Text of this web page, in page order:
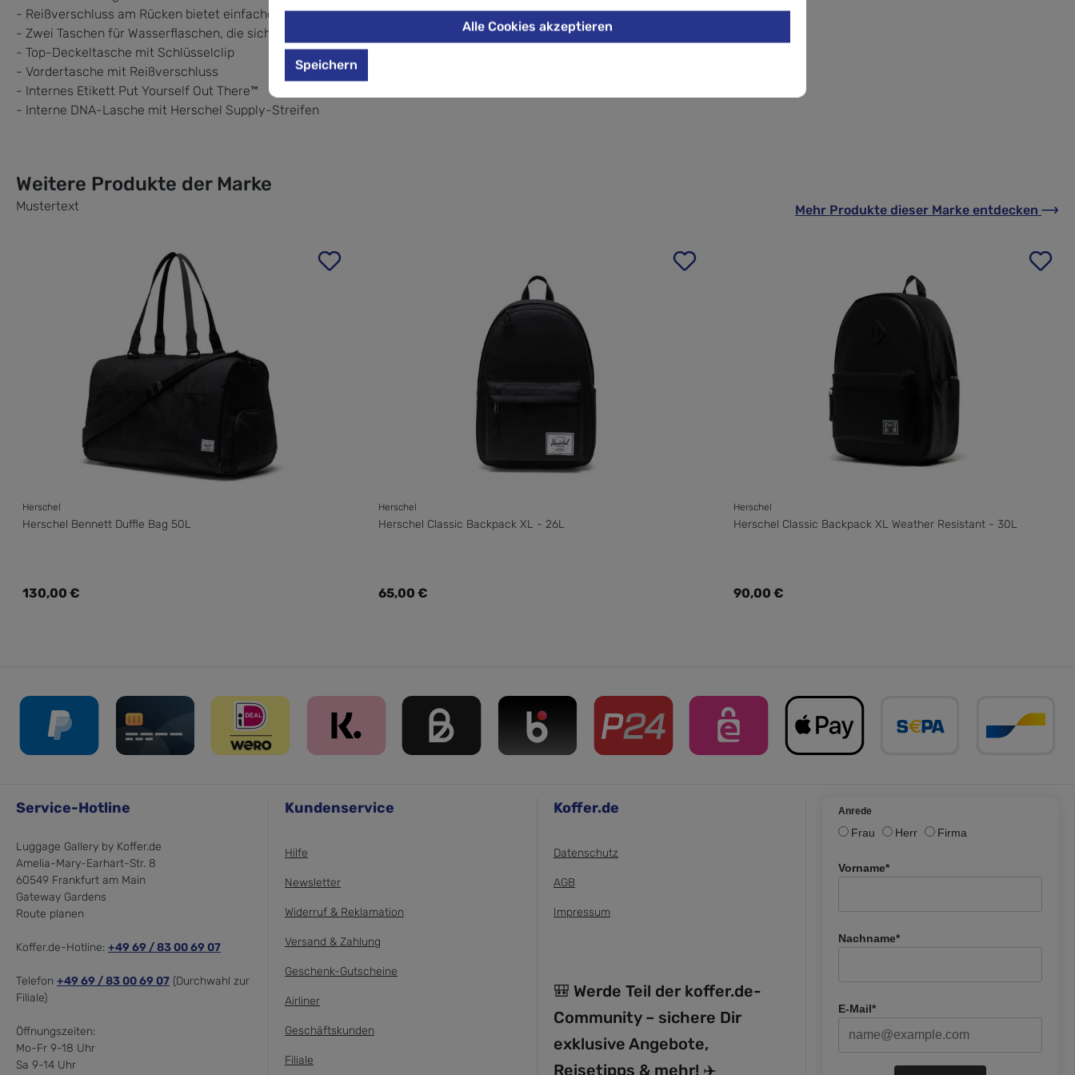
- Reißverschluss am Rücken bietet einfachen Zugang
- Zwei Taschen für Wasserflaschen, die sich für verschiedene Größen erweitern lassen
- Top-Deckeltasche mit Schlüsselclip
- Vordertasche mit Reißverschluss
- Internes Etikett Put Yourself Out There™
- Interne DNA-Lasche mit Herschel Supply-Streifen
Weitere Produkte der Marke
Mustertext Mehr Produkte dieser Marke entdecken
Produktgalerie überspringen
Herschel
Herschel Bennett Duffle Bag 50L
Regulärer Preis:
130,00 €
Herschel
Herschel Classic Backpack XL - 26L
Regulärer Preis:
65,00 €
Herschel
Herschel Classic Backpack XL Weather Resistant - 30L
Regulärer Preis:
90,00 €
Service-Hotline
Luggage Gallery by Koffer.de
Amelia-Mary-Earhart-Str. 8
60549 Frankfurt am Main
Gateway Gardens
Route planen
Koffer.de-Hotline: +49 69 / 83 00 69 07
Telefon +49 69 / 83 00 69 07 (Durchwahl zur
Filiale)
Öffnungszeiten:
Mo-Fr 9-18 Uhr
Sa 9-14 Uhr
Kundenservice
Hilfe
Newsletter
Widerruf & Reklamation
Versand & Zahlung
Geschenk-Gutscheine
Airliner
Geschäftskunden
Filiale
Koffer.de
Datenschutz
AGB
Impressum
🎒 Werde Teil der koffer.de-
Community – sichere Dir
exklusive Angebote,
Reisetipps & mehr! ✈️
Anrede
Frau Herr Firma
Vorname*
Nachname*
E-Mail*
Alle Cookies akzeptieren
Speichern